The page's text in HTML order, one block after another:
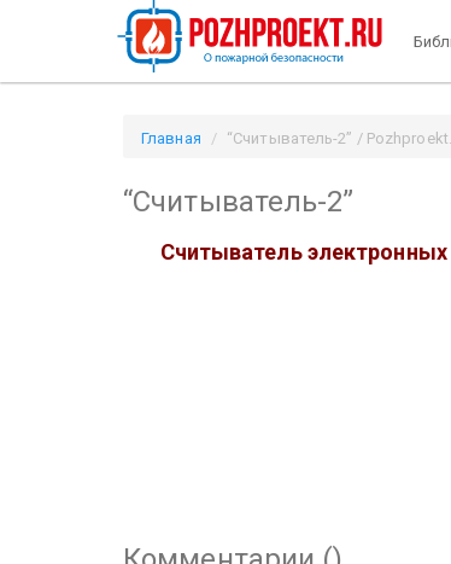
Главная “Считыватель-2” /
“Считыватель-2”
Cчитыватель